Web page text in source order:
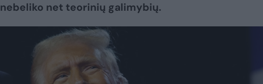
nebeliko net teorinių galimybių.